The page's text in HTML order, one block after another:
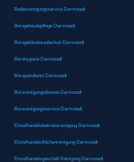
Bodenreinigungsservice Darmstadt
Bürogebäudepflege Darmstadt
Bürogebäudesauberkeit Darmstadt
Bürohygiene Darmstadt
Büroputzdienst Darmstadt
Büroreinigungsdienste Darmstadt
Büroreinigungsservice Darmstadt
Einzelhandelsbetriebsreinigung Darmstadt
Einzelhandelsflächenreinigung Darmstadt
Einzelhandelsgeschäft Reinigung Darmstadt